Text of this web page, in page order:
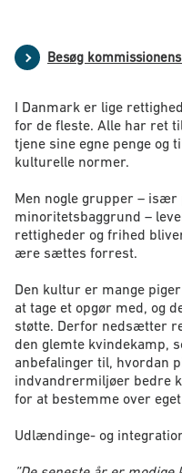
Besøg
I Danmark er lige
for de fleste. Alle har ret
tjene sine egne penge og
kulturelle normer.
Men nogle grupper – især
minoritetsbaggrund –
rettigheder og frihed
ære sættes forrest.
Den kultur er mange
at tage et opgør med, og
støtte. Derfor nedsætter
den glemte kvindekamp,
anbefalinger til, hvordan
indvandrermiljøer bedre
for at bestemme over
Udlændinge- og